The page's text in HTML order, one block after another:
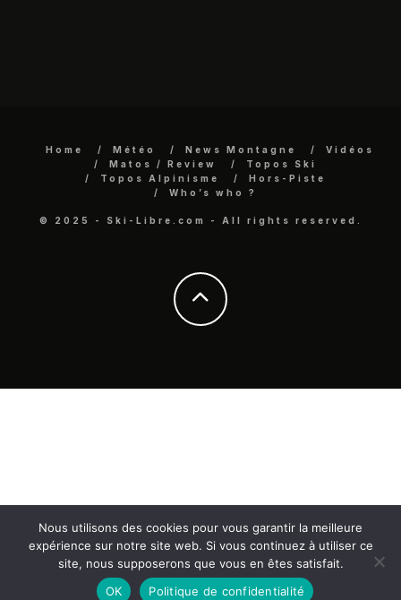
Home Météo News Montagne
Vidéos
Matos / Review
Topos Ski
Topos Alpinisme
Hors-Piste
Who’s who ?
© 2025 - Ski-Libre.com - All rights reserved.
Nous utilisons des cookies pour vous garantir la meilleure
expérience sur notre site web. Si vous continuez à utiliser ce
site, nous supposerons que vous en êtes satisfait.
OK
Politique de confidentialité